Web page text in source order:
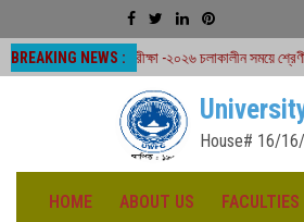
BREAKING NEWS :
-২০২৬ চলাকালীন সময়ে শ্রেণীকার্যক্রম বন্ধ
House# 16/
HOME ABOUT US FACULTIES